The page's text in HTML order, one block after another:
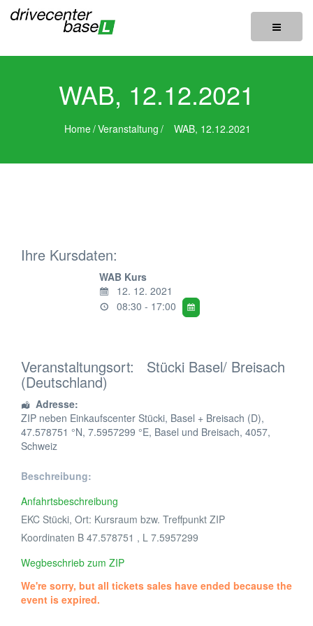
Toggle
WAB, 12.12.2021
Home/Veranstaltung / WAB, 12.12.2021
Ihre Kursdaten:
WAB Kurs
12. 12. 2021
08:30 - 17:00
Veranstaltungsort: Stücki Basel/ Breisach
(Deutschland)
Adresse:
ZIP neben Einkaufscenter Stücki, Basel + Breisach (D),
47.578751 °N, 7.5957299 °E, Basel und Breisach, 4057,
Schweiz
Beschreibung:
Anfahrtsbeschreibung
EKC Stücki, Ort: Kursraum bzw. Treffpunkt ZIP
Koordinaten B 47.578751 , L 7.5957299
Wegbeschrieb zum ZIP
We're sorry, but all tickets sales have ended because the
event is expired.